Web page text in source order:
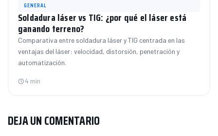
GENERAL
Soldadura láser vs TIG: ¿por qué el láser está
ganando terreno?
Comparativa entre soldadura láser y TIG centrada en las
ventajas del láser: velocidad, distorsión, penetración y
automatización.
4 min
DEJA UN COMENTARIO